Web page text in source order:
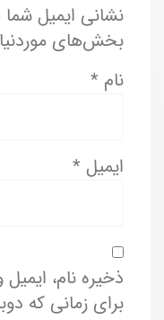
نشانی ایمیل
بخش‌های
نام *
ایمیل *
ذخیره نام،
برای زمانی که